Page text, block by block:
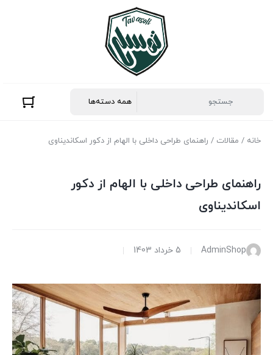
خانه / مقالات / راهنمای طراحی داخلی با الهام از دکور اسکاندیناوی
راهنمای طراحی داخلی با الهام از دکور
اسکاندیناوی
AdminShop 5 خرداد 1403